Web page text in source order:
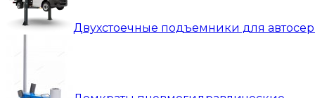
Двухстоечные подъемники для